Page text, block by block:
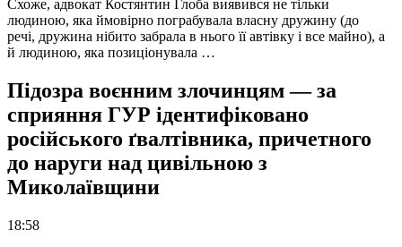
Схоже, адвокат Костянтин Глоба виявився не тільки
людиною, яка ймовірно пограбувала власну дружину (до
речі, дружина нібито забрала в нього її автівку і все майно), а
й людиною, яка позиціонувала …
Підозра воєнним злочинцям — за
сприяння ГУР ідентифіковано
російського ґвалтівника, причетного
до наруги над цивільною з
Миколаївщини
18:58